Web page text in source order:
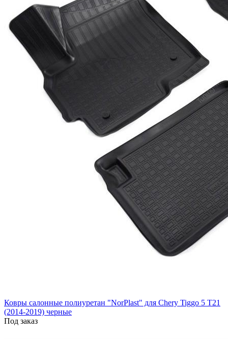
Ковры салонные полиуретан "NorPlast" для Chery Tiggo 5 T21
(2014-2019) черные
Под заказ